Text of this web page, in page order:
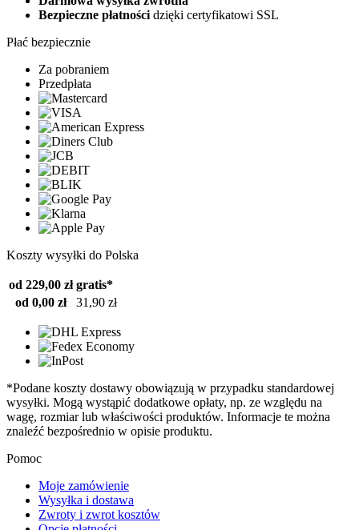
Bezpieczne płatności dzięki certyfikatowi SSL
Płać bezpiecznie
Za pobraniem
Przedpłata
Koszty wysyłki do Polska
od 229,00 zł gratis*
od 0,00 zł
31,90 zł
*Podane koszty dostawy obowiązują w przypadku standardowej
wysyłki. Mogą wystąpić dodatkowe opłaty, np. ze względu na
wagę, rozmiar lub właściwości produktów. Informacje te można
znaleźć bezpośrednio w opisie produktu.
Pomoc
Moje zamówienie
Wysyłka i dostawa
Zwroty i zwrot kosztów